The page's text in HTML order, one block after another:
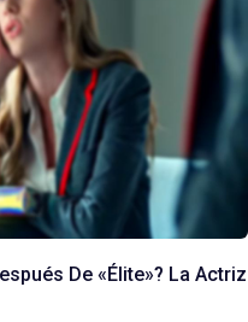
De «Élite»? La Actriz